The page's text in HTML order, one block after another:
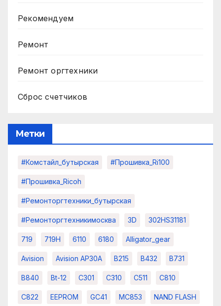
Рекомендуем
Ремонт
Ремонт оргтехники
Сброс счетчиков
Метки
#комстайл_бутырская #прошивка_Ri100
#прошивка_Ricoh
#ремонторгтехники_бутырская
#ремонторгтехникимосква 3D 302HS31181
719 719H 6110 6180 Alligator_gear
Avision Avision AP30A B215 B432 B731
B840 Bt-12 C301 C310 C511 C810
C822 EEPROM GC41 MC853 NAND FLASH